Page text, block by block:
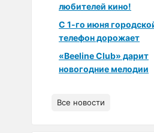
любителей кино!
С 1-го июня
телефон дорожает
«Beeline Club» дарит
новогодние мелодии
Все новости